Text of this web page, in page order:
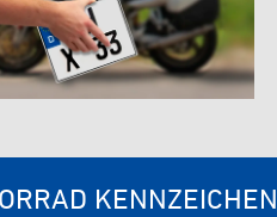
KENNZEICHEN